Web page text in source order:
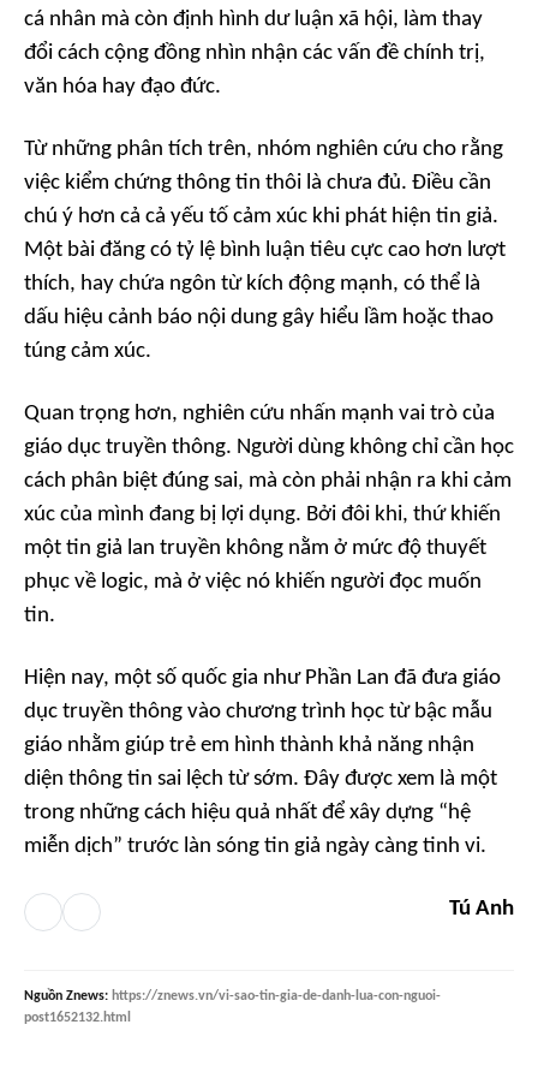
cá nhân mà còn định hình dư luận xã hội, làm thay
đổi cách cộng đồng nhìn nhận các vấn đề chính trị,
văn hóa hay đạo đức.
Từ những phân tích trên, nhóm nghiên cứu cho rằng
việc kiểm chứng thông tin thôi là chưa đủ. Điều cần
chú ý hơn cả cả yếu tố cảm xúc khi phát hiện tin giả.
Một bài đăng có tỷ lệ bình luận tiêu cực cao hơn lượt
thích, hay chứa ngôn từ kích động mạnh, có thể là
dấu hiệu cảnh báo nội dung gây hiểu lầm hoặc thao
túng cảm xúc.
Quan trọng hơn, nghiên cứu nhấn mạnh vai trò của
giáo dục truyền thông. Người dùng không chỉ cần học
cách phân biệt đúng sai, mà còn phải nhận ra khi cảm
xúc của mình đang bị lợi dụng. Bởi đôi khi, thứ khiến
một tin giả lan truyền không nằm ở mức độ thuyết
phục về logic, mà ở việc nó khiến người đọc muốn
tin.
Hiện nay, một số quốc gia như Phần Lan đã đưa giáo
dục truyền thông vào chương trình học từ bậc mẫu
giáo nhằm giúp trẻ em hình thành khả năng nhận
diện thông tin sai lệch từ sớm. Đây được xem là một
trong những cách hiệu quả nhất để xây dựng “hệ
miễn dịch” trước làn sóng tin giả ngày càng tinh vi.
Tú Anh
Nguồn Znews: https://znews.vn/vi-sao-tin-gia-de-danh-lua-con-nguoi-
post1652132.html